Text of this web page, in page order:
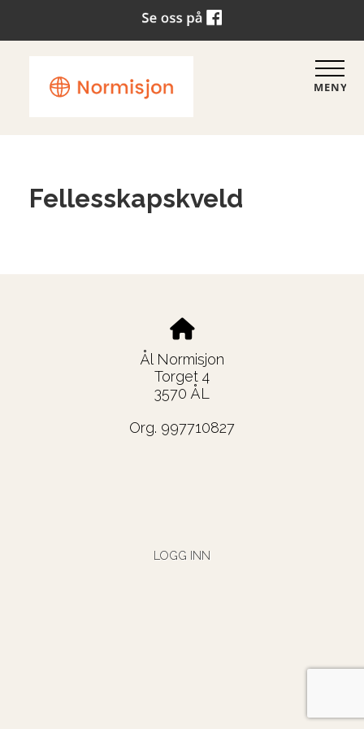
MENY
Fellesskapskveld
Ål Normisjon
Torget 4
3570 ÅL
Org. 997710827
LOGG INN